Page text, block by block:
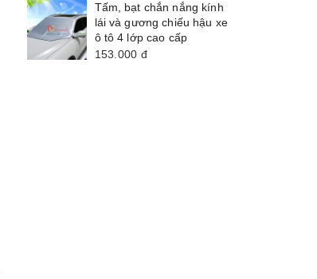
Tấm, bạt chắn nắng kính
lái và gương chiếu hậu xe
ô tô 4 lớp cao cấp
153.000 đ